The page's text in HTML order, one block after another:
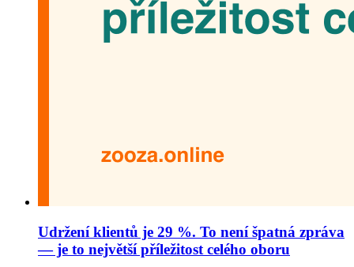
Udržení klientů je 29 %. To není špatná zpráva
— je to největší příležitost celého oboru